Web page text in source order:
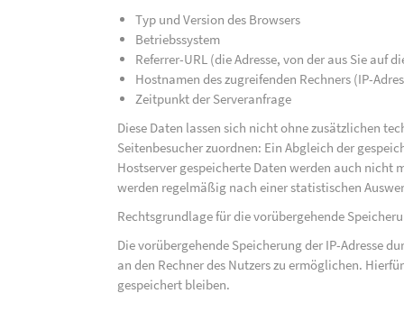
Typ und Version des Browsers
Betriebssystem
Referrer-URL (die Adresse, von der aus Sie auf
Hostnamen des zugreifenden Rechners (IP-
Zeitpunkt der Serveranfrage
Diese Daten lassen sich nicht ohne zusätzlichen
Seitenbesucher zuordnen: Ein Abgleich der
Hostserver gespeicherte Daten werden auch nicht
werden regelmäßig nach einer statistischen
Rechtsgrundlage für die vorübergehende
Die vorübergehende Speicherung der IP-Adresse
an den Rechner des Nutzers zu ermöglichen.
gespeichert bleiben.